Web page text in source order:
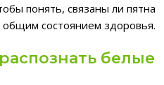
понять, связаны ли пятна
состоянием здоровья.
белые